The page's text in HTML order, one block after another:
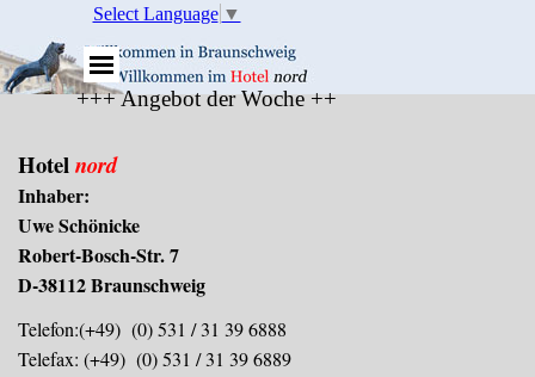
Direkt zum Seiteninhalt
Menü überspringen
Select Language ▼
+++ Angebot der Woche +++ Angebot des
Hotelnord
Inhaber:
Uwe Schönicke
Robert-Bosch-Str. 7
D-38112 Braunschweig
Telefon:(+49) (0) 531 / 31 39 6888
Telefax: (+49) (0) 531 / 31 39 6889